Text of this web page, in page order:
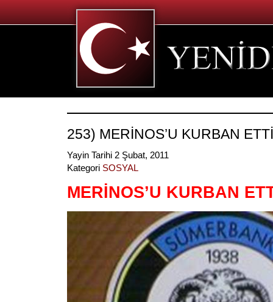
253) MERİNOS’U KURBAN
Yayin Tarihi 2 Şubat, 2011
Kategori SOSYAL
MERİNOS’U KURBAN